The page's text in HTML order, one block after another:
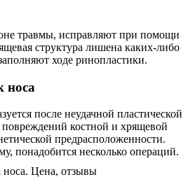
травмы, исправляют при помощи
структура лишена каких-либо
ходе ринопластики.
носа
после неудачной пластической
костной и хрящевой
предрасположенности.
понадобится несколько операций.